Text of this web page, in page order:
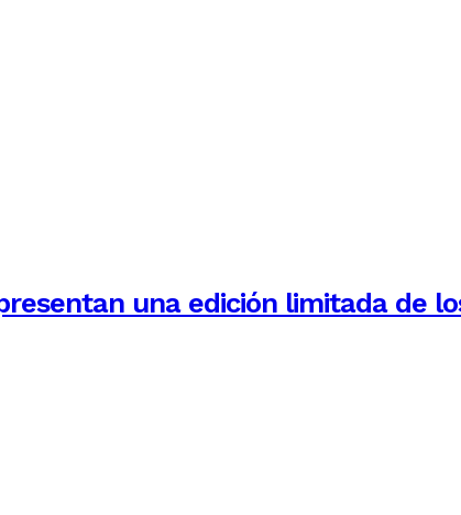
una edición limitada de